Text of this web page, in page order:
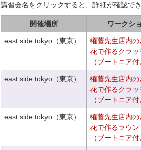
講習会名をクリックすると、詳細が確認で
開催場所 ワークシ
east side tokyo（東京）
権藤先生店内
花で作るクラッ
（ブートニア付
east side tokyo（東京）
権藤先生店内
花で作るクラッ
（ブートニア付
east side tokyo（東京）
権藤先生店内
花で作るラウン
（ブートニア付